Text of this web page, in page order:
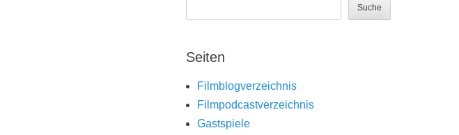
Suche
Seiten
Filmblogverzeichnis
Filmpodcastverzeichnis
Gastspiele